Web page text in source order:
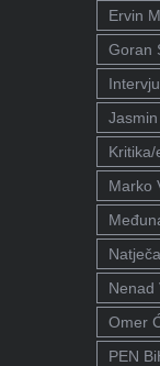
Ervin
Goran
Intervju
Jasmin
Kritika/
Marko
Nenad
Omer
PEN